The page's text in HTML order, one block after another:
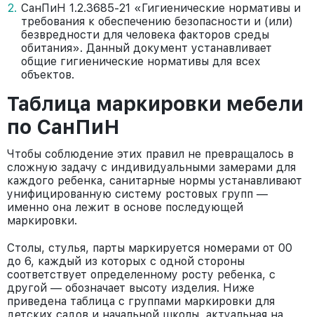
СанПиН 1.2.3685-21 «Гигиенические нормативы и
требования к обеспечению безопасности и (или)
безвредности для человека факторов среды
обитания». Данный документ устанавливает
общие гигиенические нормативы для всех
объектов.
Таблица маркировки мебели
по СанПиН
Чтобы соблюдение этих правил не превращалось в
сложную задачу с индивидуальными замерами для
каждого ребенка, санитарные нормы устанавливают
унифицированную систему ростовых групп —
именно она лежит в основе последующей
маркировки.
Столы, стулья, парты маркируется номерами от 00
до 6, каждый из которых с одной стороны
соответствует определенному росту ребенка, с
другой — обозначает высоту изделия. Ниже
приведена таблица с группами маркировки для